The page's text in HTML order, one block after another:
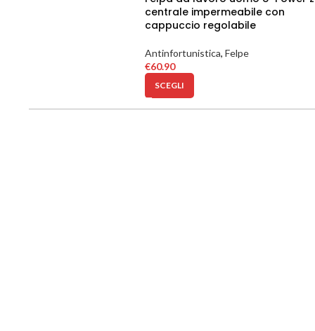
centrale impermeabile con
cappuccio regolabile
Antinfortunistica, Felpe
€60.90
SCEGLI